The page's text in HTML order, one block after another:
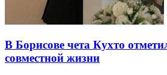
В Борисове чета Кухто
совместной жизни